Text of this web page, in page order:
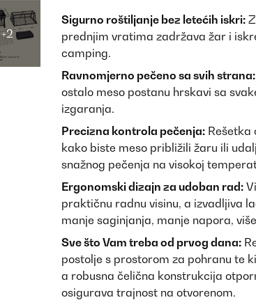
+2
Sigurno roštiljanje bez letećih iskri:
prednjim vratima zadržava žar i
camping.
Ravnomjerno pečeno sa svih strana:
ostalo meso postanu hrskavi sa
izgaranja.
Precizna kontrola pečenja: Rešetka
kako biste meso približili žaru ili
snažnog pečenja na visokoj
Ergonomski dizajn za udoban rad:
praktičnu radnu visinu, a izvadljiva
manje saginjanja, manje napora,
Sve što Vam treba od prvog dana:
postolje s prostorom za pohranu te
a robusna čelična konstrukcija
osigurava trajnost na otvorenom.